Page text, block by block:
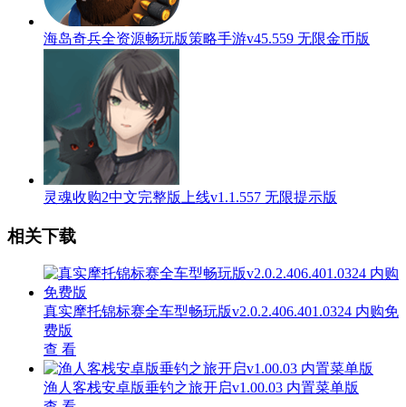
海岛奇兵全资源畅玩版策略手游v45.559 无限金币版
灵魂收购2中文完整版上线v1.1.557 无限提示版
相关下载
真实摩托锦标赛全车型畅玩版v2.0.2.406.401.0324 内购免
费版
查 看
渔人客栈安卓版垂钓之旅开启v1.00.03 内置菜单版